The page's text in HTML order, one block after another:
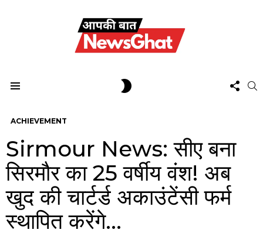
US
ACHIEVEMENT
Sirmour News: सीए बना
सिरमौर का 25 वर्षीय वंश! अब
खुद की चार्टर्ड अकाउंटेंसी फर्म
स्थापित करेंगे…